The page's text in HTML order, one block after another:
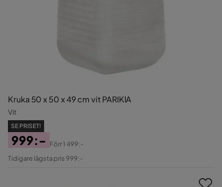
Kruka 50 x 50 x 49 cm vit PARIKIA
Vit
SE PRISET!
Pris
999:-
Original
Förr1 499:-
Tidigare lägsta pris 999:-